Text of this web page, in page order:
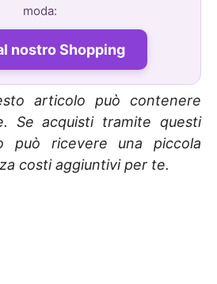
moda:
nostro Shopping
articolo può contenere
Se acquisti tramite questi
può ricevere una piccola
costi aggiuntivi per te.